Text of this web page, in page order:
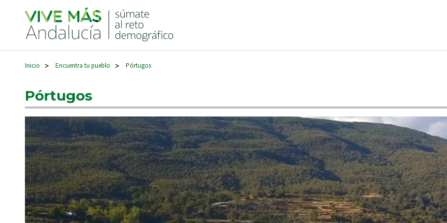
Navegación principal
Inicio > Encuentra tu pueblo > Pórtugos
Pórtugos